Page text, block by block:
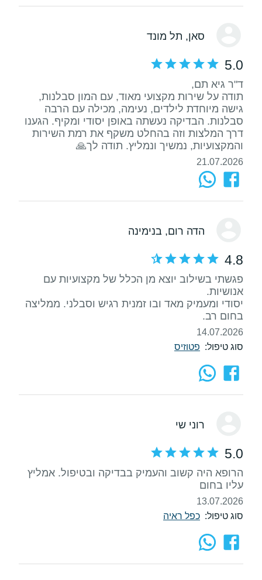
סאן, תל מונד
5.0
תודה על שירות מקצועי מאוד, עם המון סבלנות,
גישה מיוחדת לילדים, נעימה, מכילה עם הרבה
סבלנות. הבדיקה נעשתה באופן יסודי ומקיף. הגענו
דרך המלצות וזה בהחלט משקף את רמת השירות
והמקצועיות, נמשיך ונמליץ. תודה לך🙏
21.07.2026
הדה רום, בנימינה
4.8
פגשתי בשילוב יוצא מן הכלל של מקצועיות עם
יסודי ומעמיק מאד ובו זמנית רגיש וסבלני. ממליצה
בחום רב.
14.07.2026
סוג טיפול: פטוזיס
רוני שי
5.0
הרופא היה קשוב והעמיק בבדיקה ובטיפול. אמליץ
עליו בחום
13.07.2026
סוג טיפול: כפל ראיה